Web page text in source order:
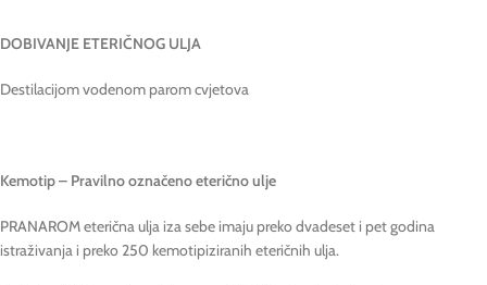
DOBIVANJE ETERIČNOG ULJA
Destilacijom vodenom parom cvjetova
Kemotip – Pravilno označeno eterično ulje
PRANAROM eterična ulja iza sebe imaju preko dvadeset i pet godina
istraživanja i preko 250 kemotipiziranih eteričnih ulja.